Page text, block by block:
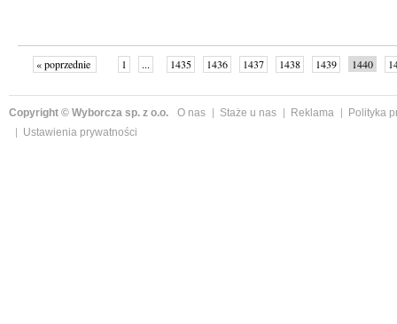
« poprzednie 1 ... 1435 1436 1437 1438 1439 1440
Copyright © Wyborcza sp. z o.o. O nas Staże u nas Reklama
Polityka
Ustawienia prywatności